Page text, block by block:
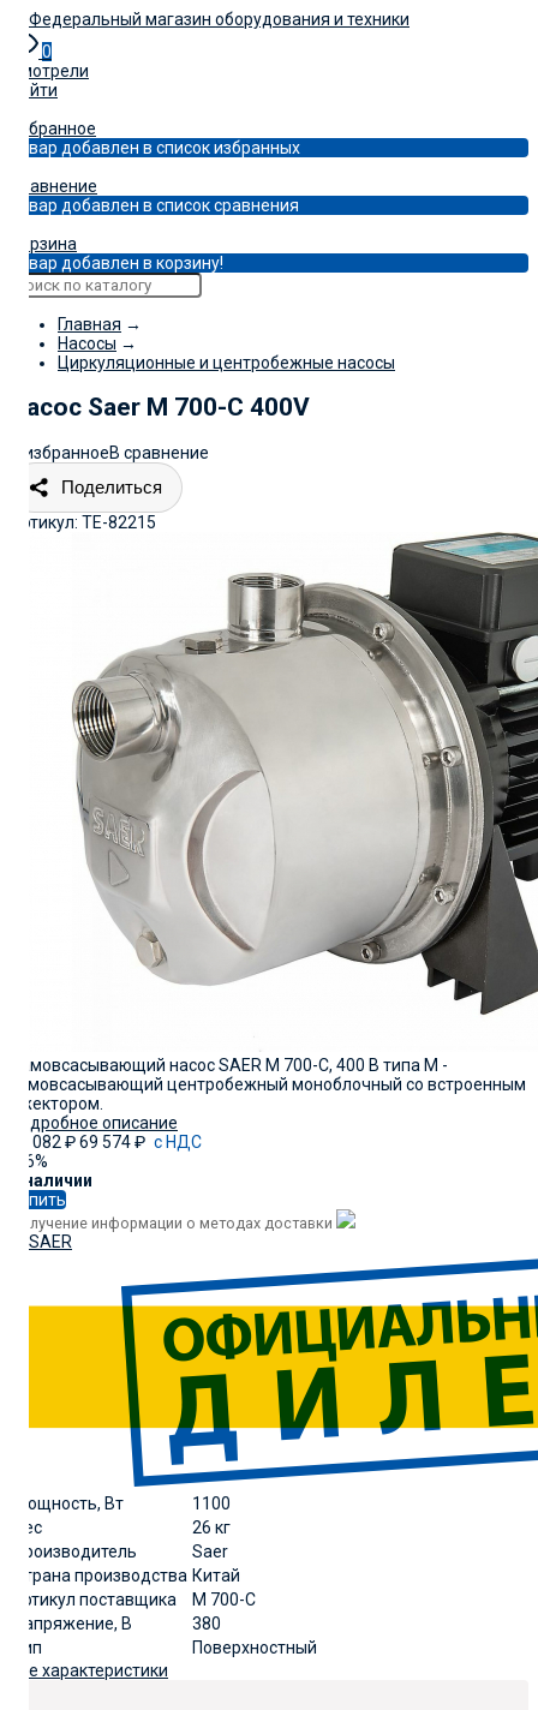
0
Смотрели
Войти
Избранное
Товар добавлен в список избранных
Сравнение
Товар добавлен в список сравнения
Корзина
Товар добавлен в корзину!
Главная →
Насосы →
Циркуляционные и центробежные насосы
Насос Saer M 700-C 400V
В избранноеВ сравнение
Поделиться
Артикул: TE-82215
Самовсасывающий насос SAER M 700-C, 400 В типа М -
самовсасывающий центробежный моноблочный со встроенным
эжектором.
Подробное описание
59 082 ₽69 574₽ с НДС
-16%
В наличии
Купить
Получение информации о методах доставки
Мощность, Вт
1100
Вес
26 кг
Производитель
Saer
Страна производства Китай
артикул поставщика
M 700-C
Напряжение, В
380
Тип
Поверхностный
Все характеристики